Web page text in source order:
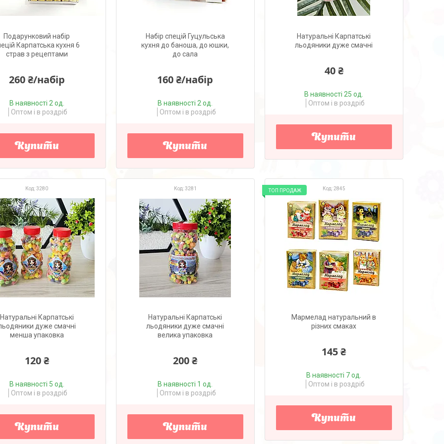
Подарунковий набір
Карпатська кухня 6
страв з рецептами
260 ₴/набір
В наявності 2 од.
Оптом і в роздріб
Купити
Набір спецій Гуцульська
кухня до баноша, до юшки,
до сала
160 ₴/набір
В наявності 2 од.
Оптом і в роздріб
Купити
Натуральні Карпатські
льодяники дуже смачні
40 ₴
В наявності 25 од.
Оптом і в роздріб
Купити
3280
Натуральні Карпатські
дуже смачні
менша упаковка
120 ₴
В наявності 5 од.
Оптом і в роздріб
Купити
3281
Натуральні Карпатські
льодяники дуже смачні
велика упаковка
200 ₴
В наявності 1 од.
Оптом і в роздріб
Купити
2845
ТОП ПРОДАЖ
Мармелад натуральний в
різних смаках
145 ₴
В наявності 7 од.
Оптом і в роздріб
Купити